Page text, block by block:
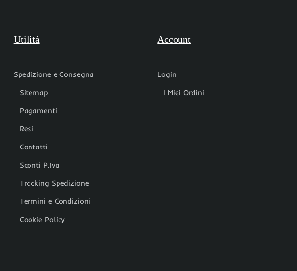
Utilità
Spedizione e Consegna
Sitemap
Pagamenti
Resi
Contatti
Sconti P.Iva
Tracking Spedizione
Termini e Condizioni
Cookie Policy
Account
Login
I Miei Ordini